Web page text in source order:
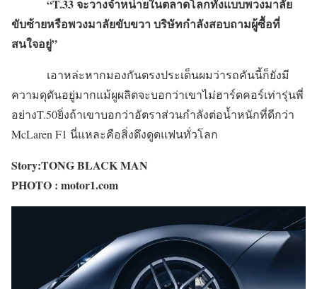
“T.33 จะวางจำหน่ายในตลาดโลกทั้งแบบพวงมาลัย
ขับซ้ายหรือพวงมาลัยขับขวา บริษัทกำลังสอบถามผู้ซื้อที่
สนใจอยู่”
เอาหล่ะหากมองกันตรงประเด็นผมว่ารถคันนี้ก็ยังมี
ความดุดันอยู่มากแม้ผูผลิตจะบอกว่าเขาไม่ฮาร์ดคอร์เท่ารุ่นพี่
อย่างT.50ยิ่งถ้าเขาบอกว่าอัตราส่วนกำลังต่อน้ำหนักที่ดีกว่า
McLaren F1 นี่แหละคือสิ่งดึงดูดแฟนทั่วโลก
Story:TONG BLACK MAN
PHOTO : motor1.com